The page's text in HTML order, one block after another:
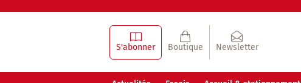
S'abonner Boutique Newsletter